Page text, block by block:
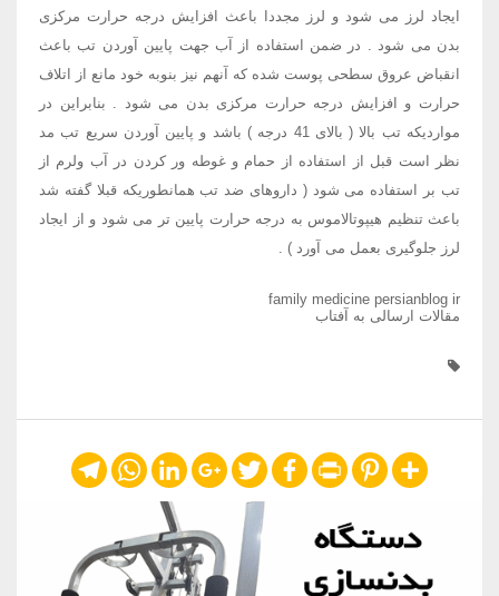
ایجاد لرز می شود و لرز مجددا باعث افزایش درجه حرارت مرکزی
بدن می شود . در ضمن استفاده از آب جهت پایین آوردن تب باعث
انقباض عروق سطحی پوست شده که آنهم نیز بنوبه خود مانع از اتلاف
حرارت و افزایش درجه حرارت مرکزی بدن می شود . بنابراین در
مواردیکه تب بالا ( بالای 41 درجه ) باشد و پایین آوردن سریع تب مد
نظر است قبل از استفاده از حمام و غوطه ور کردن در آب ولرم از
تب بر استفاده می شود ( داروهای ضد تب همانطوریکه قبلا گفته شد
باعث تنظیم هیپوتالاموس به درجه حرارت پایین تر می شود و از ایجاد
لرز جلوگیری بعمل می آورد ) .
family medicine persianblog ir
مقالات ارسالی به آفتاب
Share
Pinterest
Print
Facebook
Twitter
Google+
LinkedIn
WhatsApp
Telegram